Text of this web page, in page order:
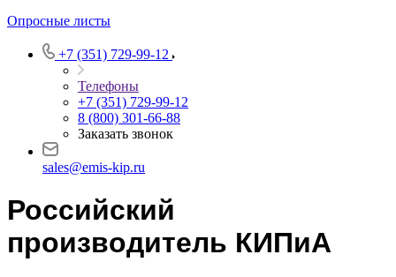
Опросные листы
+7 (351) 729-99-12
Телефоны
+7 (351) 729-99-12
8 (800) 301-66-88
Заказать звонок
sales@emis-kip.ru
Российский
производитель КИПиА